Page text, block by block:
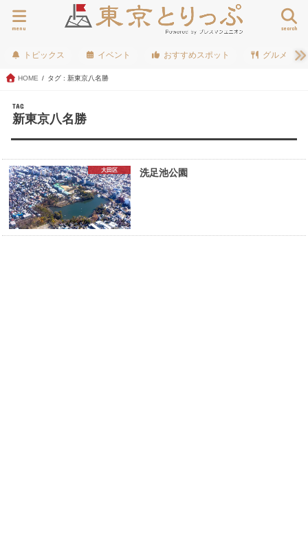
search
menu
トピックス イベント おすすめスポット グルメ
HOME タグ : 新東京八名勝
TAG
新東京八名勝
大田区 洗足池公園